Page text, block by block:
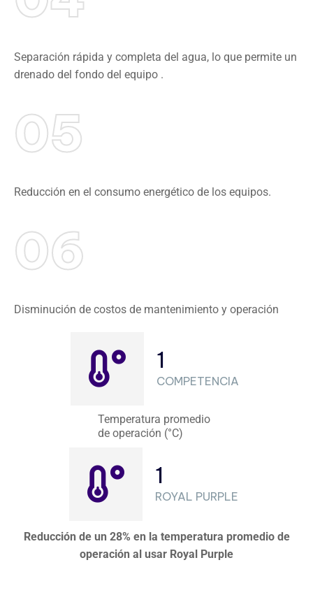
Separación rápida y completa del agua, lo que permite un
drenado del fondo del equipo .
05
Reducción en el consumo energético de los equipos.
06
Disminución de costos de mantenimiento y operación
1
COMPETENCIA
Temperatura promedio
de operación (°C)
1
ROYAL PURPLE
Reducción de un 28% en la temperatura promedio de
operación al usar Royal Purple